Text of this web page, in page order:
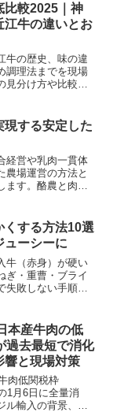
比較2025｜神
江牛の違いとお
牛の歴史、味の違
調理法までを現場
見分け方や比較表
チェック方法で失
き。
現する安定した
経営や乳肉一貫体
農場運営の方法と
ます。酪農と肉牛
くする方法10選
ューシーに
牛（赤身）が硬い
ぎ・重曹・ブライ
敗しない手順と
本産牛肉の低
過去最短で消化
響と現場対策
肉低関税枠
1月6日に全量消
輸入の背景、和